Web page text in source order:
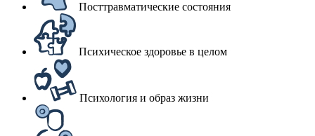
Посттравматические состояния
Психическое здоровье в целом
Психология и образ жизни